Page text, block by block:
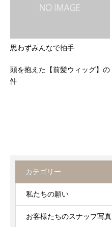
思わずみんなで拍手
頭を抱えた【前髪ウィッグ】の
件
カテゴリー
私たちの願い
お客様たちのスナップ写真